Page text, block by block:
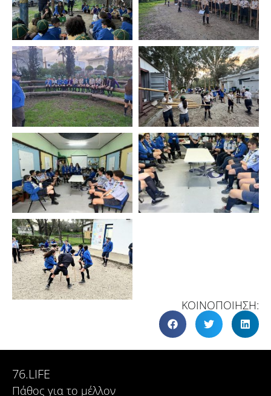
ΚΟΙΝΟΠΟΙΗΣΗ:
76.LIFE
Πάθος για το μέλλον